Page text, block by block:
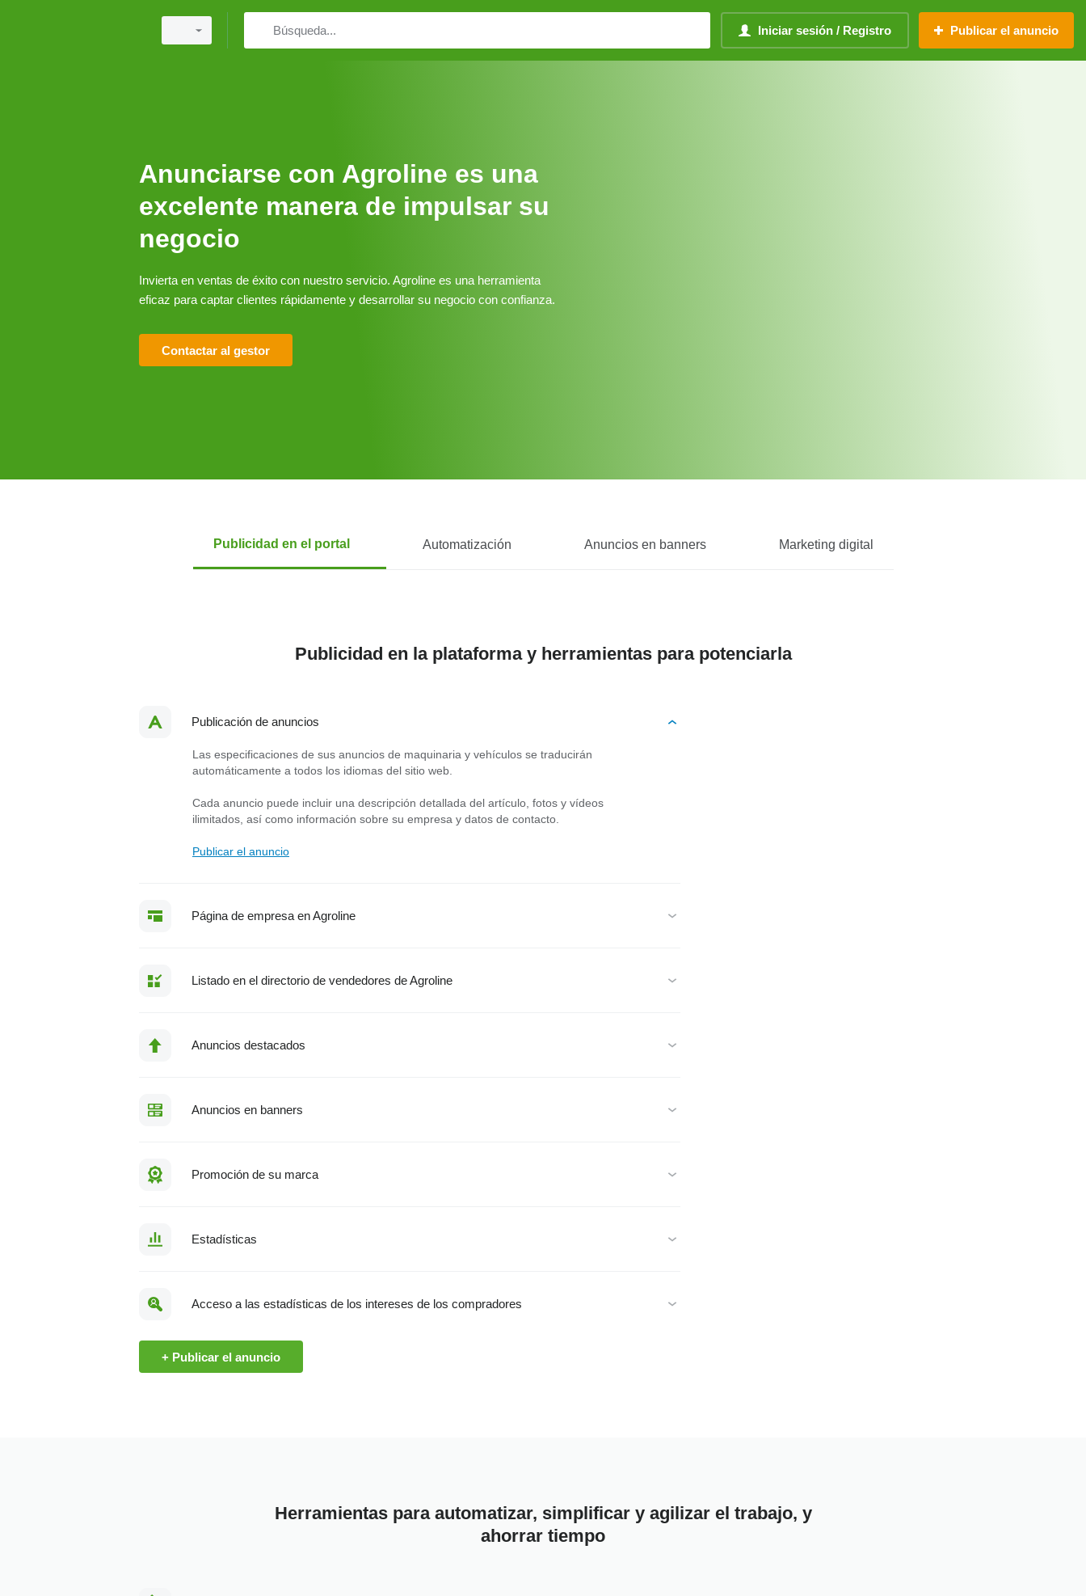
Iniciar sesión / Registro Publicar el anuncio
Anunciarse con Agroline es una
excelente manera de impulsar su
negocio
Invierta en ventas de éxito con nuestro servicio. Agroline es una herramienta
eficaz para captar clientes rápidamente y desarrollar su negocio con confianza.
Contactar al gestor
Publicidad en el portal Automatización Anuncios en banners Marketing digital
Publicidad en la plataforma y herramientas para potenciarla
Publicación de anuncios
Las especificaciones de sus anuncios de maquinaria y vehículos se traducirán
automáticamente a todos los idiomas del sitio web.
Cada anuncio puede incluir una descripción detallada del artículo, fotos y vídeos
ilimitados, así como información sobre su empresa y datos de contacto.
Publicar el anuncio
Página de empresa en Agroline
Listado en el directorio de vendedores de Agroline
Anuncios destacados
Anuncios en banners
Promoción de su marca
Estadísticas
Acceso a las estadísticas de los intereses de los compradores
+ Publicar el anuncio
Herramientas para automatizar, simplificar y agilizar el trabajo, y
ahorrar tiempo